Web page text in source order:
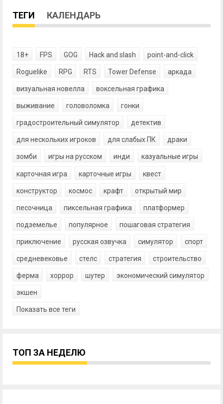
ТЕГИ КАЛЕНДАРЬ
18+ FPS GOG Hack and slash point-and-click
Roguelike RPG RTS Tower Defense аркада
визуальная новелла воксельная графика
выживание головоломка гонки
градостроительный симулятор детектив
для нескольких игроков для слабых ПК драки
зомби игры на русском инди казуальные игры
карточная игра карточные игры квест
конструктор космос крафт открытый мир
песочница пиксельная графика платформер
подземелье популярное пошаговая стратегия
приключение русская озвучка симулятор спорт
средневековье стелс стратегия строительство
ферма хоррор шутер экономический симулятор
экшен
Показать все теги
ТОП ЗА НЕДЕЛЮ